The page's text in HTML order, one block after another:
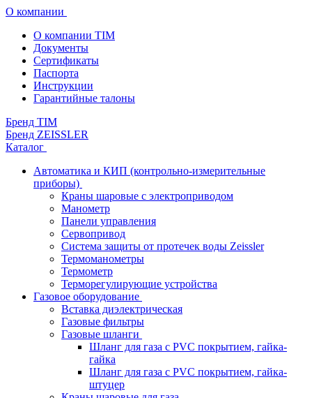
О компании
О компании TIM
Документы
Сертификаты
Паспорта
Инструкции
Гарантийные талоны
Бренд TIM
Бренд ZEISSLER
Каталог
Автоматика и КИП (контрольно-измерительные
приборы)
Краны шаровые с электроприводом
Манометр
Панели управления
Сервопривод
Система защиты от протечек воды Zeissler
Термоманометры
Термометр
Терморегулирующие устройства
Газовое оборудование
Вставка диэлектрическая
Газовые фильтры
Газовые шланги
Шланг для газа с PVC покрытием, гайка-
гайка
Шланг для газа с PVC покрытием, гайка-
штуцер